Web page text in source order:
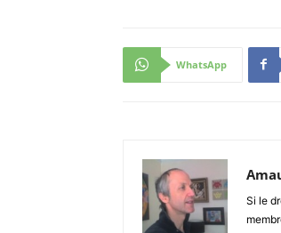
WhatsApp
Si le